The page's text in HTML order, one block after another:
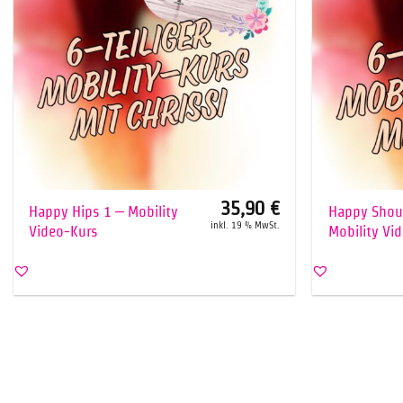
Happy Hips 1 – Mobility
Video-Kurs
35,90 €
inkl. 19 % MwSt.
Happy
Mobility